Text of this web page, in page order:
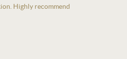
Highly recommend